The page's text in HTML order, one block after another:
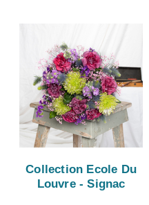
Collection Ecole Du
Louvre - Signac